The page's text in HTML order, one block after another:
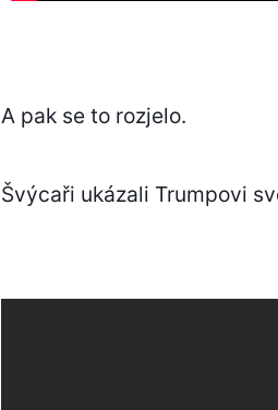
A pak se to rozjelo.
Švýcaři ukázali Trumpovi